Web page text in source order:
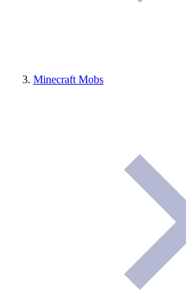
Minecraft Mobs